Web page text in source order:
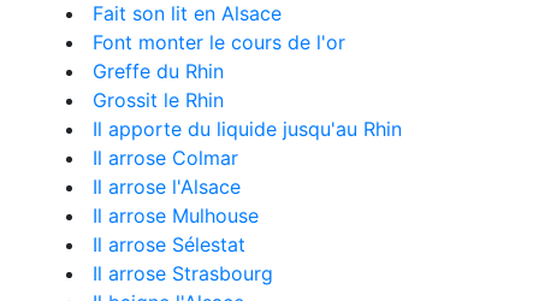
Fait son lit en Alsace
Font monter le cours de l'or
Greffe du Rhin
Grossit le Rhin
Il apporte du liquide jusqu'au Rhin
Il arrose Colmar
Il arrose l'Alsace
Il arrose Mulhouse
Il arrose Sélestat
Il arrose Strasbourg